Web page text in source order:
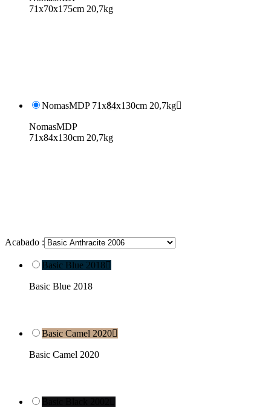
71x70x175cm 20,7kg
NomasMDP 71x84x130cm 20,7kg
NomasMDP
71x84x130cm 20,7kg
Acabado :
Basic Blue 2018
Basic Blue 2018
Basic Camel 2020
Basic Camel 2020